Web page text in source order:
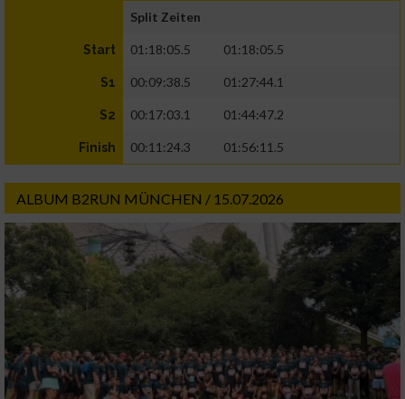
Split Zeiten
Start 01:18:05.5 01:18:05.5
S1 00:09:38.5 01:27:44.1
S2 00:17:03.1 01:44:47.2
Finish 00:11:24.3 01:56:11.5
ALBUM B2RUN MÜNCHEN / 15.07.2026